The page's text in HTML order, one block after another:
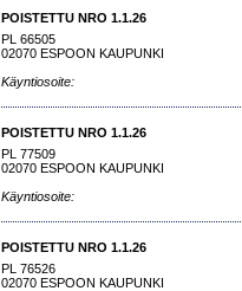
POISTETTU NRO 1.1.26
PL 66505
02070 ESPOON KAUPUNKI
Käyntiosoite:
POISTETTU NRO 1.1.26
PL 77509
02070 ESPOON KAUPUNKI
Käyntiosoite:
POISTETTU NRO 1.1.26
PL 76526
02070 ESPOON KAUPUNKI